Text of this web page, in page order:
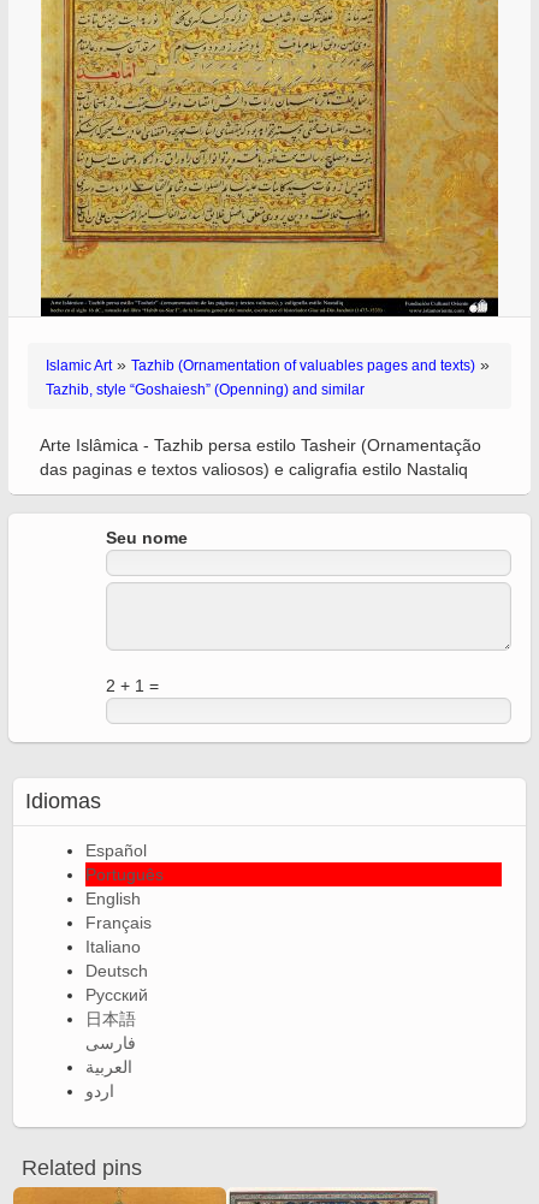
Islamic Art» Tazhib (Ornamentation of valuables pages and texts) »
Tazhib, style “Goshaiesh” (Openning) and similar
Arte Islâmica - Tazhib persa estilo Tasheir (Ornamentação
das paginas e textos valiosos) e caligrafia estilo Nastaliq
Seu nome
2 + 1 =
Idiomas
Español
Português
English
Français
Italiano
Deutsch
Русский
日本語
فارسی
العربية
اردو
Related pins